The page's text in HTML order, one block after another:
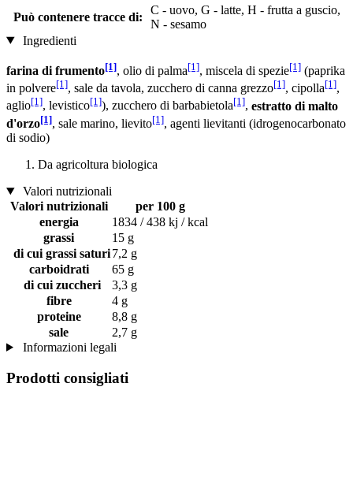
Può contenere tracce di:
C - uovo, G - latte, H - frutta a guscio,
N - sesamo
Ingredienti
farina di frumento[1], olio di palma[1], miscela di spezie[1] (paprika
in polvere[1], sale da tavola, zucchero di canna grezzo[1], cipolla[1],
aglio[1], levistico[1]), zucchero di barbabietola[1], estratto di malto
d'orzo[1], sale marino, lievito[1], agenti lievitanti (idrogenocarbonato
di sodio)
Da agricoltura biologica
Valori nutrizionali
Valori nutrizionali
per 100 g
energia
1834 / 438 kj / kcal
grassi
15 g
di cui grassi saturi7,2 g
carboidrati
65 g
di cui zuccheri
3,3 g
fibre
4 g
proteine
8,8 g
sale
2,7 g
Informazioni legali
Prodotti consigliati